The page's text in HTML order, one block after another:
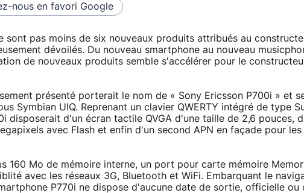
nous en favori Google
sont pas moins de six nouveaux produits attribués au
dévoilés. Du nouveau smartphone au nouveau
de nouveaux produits semble s'accélérer pour le
présenté porterait le nom de « Sony Ericsson P700i » et
Symbian UIQ. Reprenant un clavier QWERTY intégré de type
disposerait d'un écran tactile QVGA d'une taille de 2,6 pouces,
avec Flash et enfin d'un second APN en façade pour les
160 Mo de mémoire interne, un port pour carte mémoire
avec les réseaux 3G, Bluetooth et WiFi. Embarquant le
P770i ne dispose d'aucune date de sortie, officielle ou